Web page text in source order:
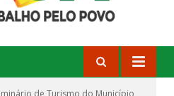
de Turismo do Município